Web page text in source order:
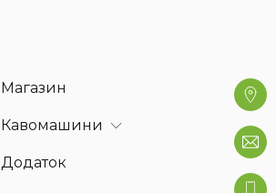
Магазин
Кавомашини
Додаток